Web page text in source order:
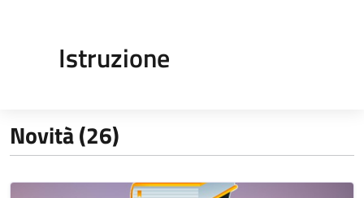
Istruzione
Novità (26)